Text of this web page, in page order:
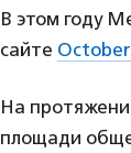
В этом году
сайте
На
площади